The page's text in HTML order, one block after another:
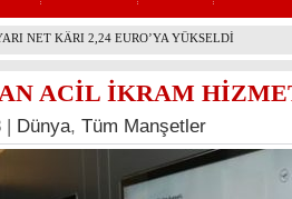
LİGİ ŞAMPİYONU
ACİL İKRAM
| Dünya, Tüm Manşetler